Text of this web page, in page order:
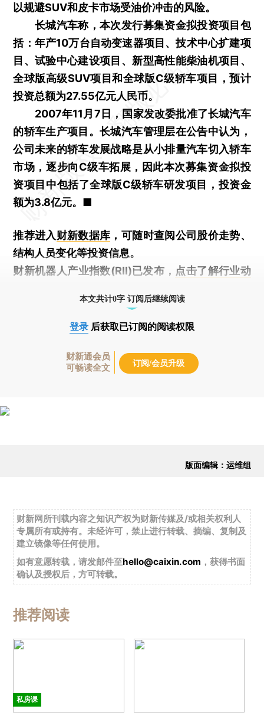
以规避SUV和皮卡市场受油价冲击的风险。
长城汽车称，本次发行募集资金拟投资项目包
括：年产10万台自动变速器项目、技术中心扩建项
目、试验中心建设项目、新型高性能柴油机项目、
全球版高级SUV项目和全球版C级轿车项目，预计
投资总额为27.55亿元人民币。
2007年11月7日，国家发改委批准了长城汽车
的轿车生产项目。长城汽车管理层在公告中认为，
公司未来的轿车发展战略是从小排量汽车切入轿车
市场，逐步向C级车拓展，因此本次募集资金拟投
资项目中包括了全球版C级轿车研发项目，投资金
额为3.8亿元。■
推荐进入财新数据库 ，可随时查阅公司股价走势、
结构人员变化等投资信息。
财新机器人产业指数(RII)已发布， 点击了解行业动
本文共计0字 订阅后继续阅读
登录 后获取已订阅的阅读权限
财新通会员
可畅读全文
订阅/会员升级
版面编辑：运维组
财新网所刊载内容之知识产权为财新传媒及/或相关权利人
专属所有或持有。未经许可，禁止进行转载、摘编、复制及
建立镜像等任何使用。
如有意愿转载，请发邮件至hello@caixin.com ，获得书面
确认及授权后，方可转载。
推荐阅读
私房课